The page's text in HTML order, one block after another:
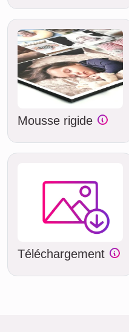
Mousse rigide
Téléchargement